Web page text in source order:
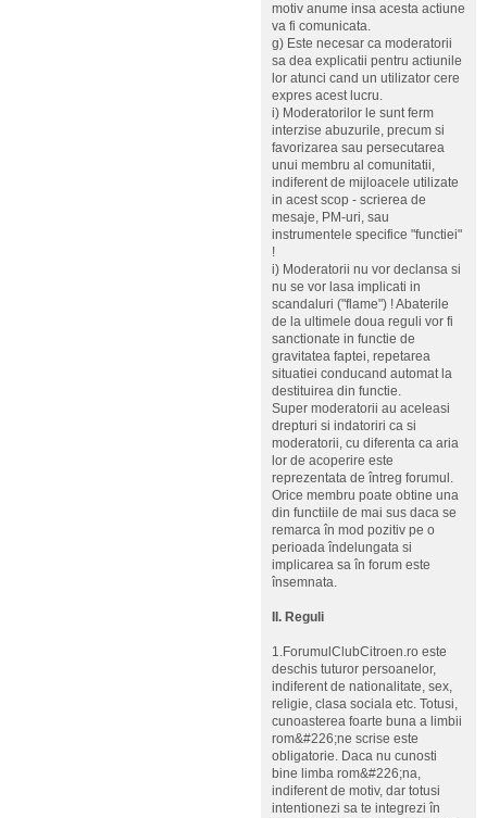
motiv anume insa acesta actiune
va fi comunicata.
g) Este necesar ca moderatorii
sa dea explicatii pentru actiunile
lor atunci cand un utilizator cere
expres acest lucru.
i) Moderatorilor le sunt ferm
interzise abuzurile, precum si
favorizarea sau persecutarea
unui membru al comunitatii,
indiferent de mijloacele utilizate
in acest scop - scrierea de
mesaje, PM-uri, sau
instrumentele specifice "functiei"
!
i) Moderatorii nu vor declansa si
nu se vor lasa implicati in
scandaluri ("flame") ! Abaterile
de la ultimele doua reguli vor fi
sanctionate in functie de
gravitatea faptei, repetarea
situatiei conducand automat la
destituirea din functie.
Super moderatorii au aceleasi
drepturi si indatoriri ca si
moderatorii, cu diferenta ca aria
lor de acoperire este
reprezentata de întreg forumul.
Orice membru poate obtine una
din functiile de mai sus daca se
remarca în mod pozitiv pe o
perioada îndelungata si
implicarea sa în forum este
însemnata.
II. Reguli
1.ForumulClubCitroen.ro este
deschis tuturor persoanelor,
indiferent de nationalitate, sex,
religie, clasa sociala etc. Totusi,
cunoasterea foarte buna a limbii
rom&#226;ne scrise este
obligatorie. Daca nu cunosti
bine limba rom&#226;na,
indiferent de motiv, dar totusi
intentionezi sa te integrezi în